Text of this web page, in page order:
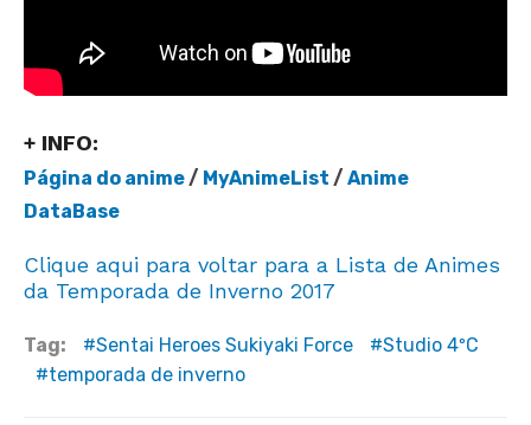
+ INFO:
Página do anime/ MyAnimeList / Anime
DataBase
Clique aqui para voltar para a Lista de Animes
da Temporada de Inverno 2017
Tag: Sentai Heroes Sukiyaki Force
Studio 4ºC
temporada de inverno